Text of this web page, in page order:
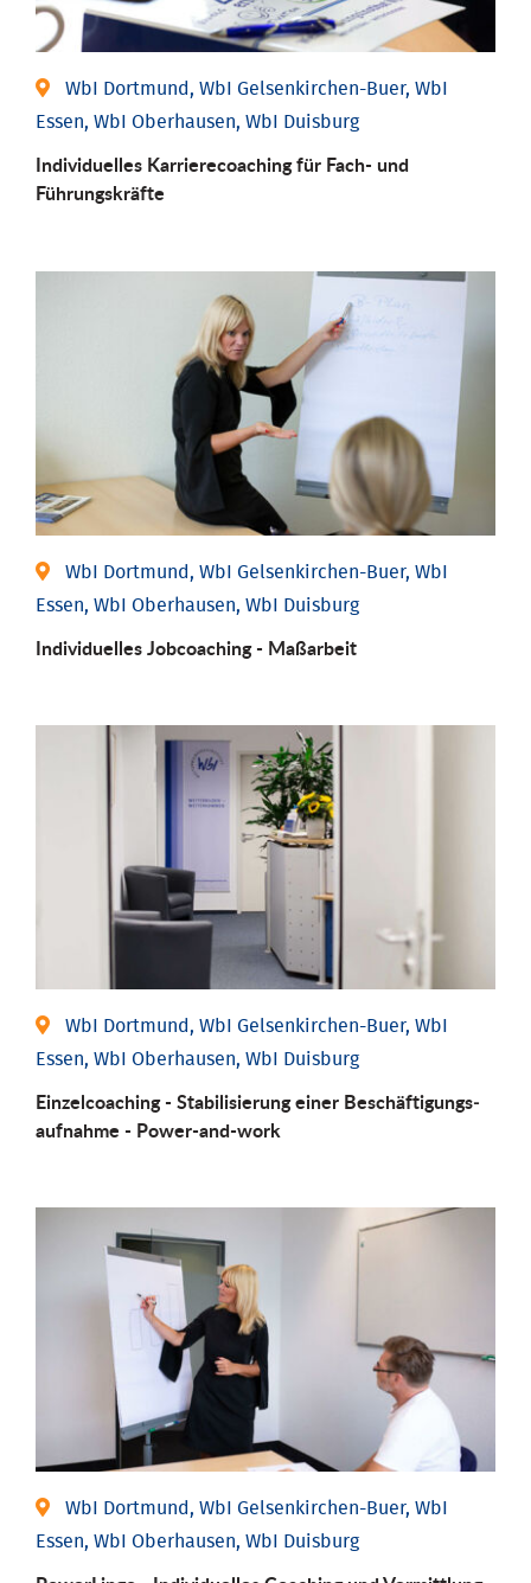
WbI Dortmund, WbI Gelsenkirchen-Buer, WbI
Essen, WbI Oberhausen, WbI Duisburg
Individu­elles Karrierecoaching für Fach-­ und
Führungs­kräfte
WbI Dortmund, WbI Gelsenkirchen-Buer, WbI
Essen, WbI Oberhausen, WbI Duisburg
Individu­elles Job­coaching - Maßarbeit
WbI Dortmund, WbI Gelsenkirchen-Buer, WbI
Essen, WbI Oberhausen, WbI Duisburg
Einzel­coaching - Stabili­sierung einer Be­schäftigungs­
aufnahme - Power-and-work
WbI Dortmund, WbI Gelsenkirchen-Buer, WbI
Essen, WbI Oberhausen, WbI Duisburg